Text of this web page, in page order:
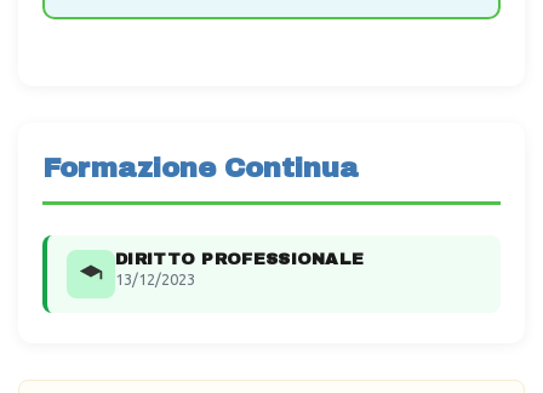
Formazione Continua
DIRITTO PROFESSIONALE
13/12/2023